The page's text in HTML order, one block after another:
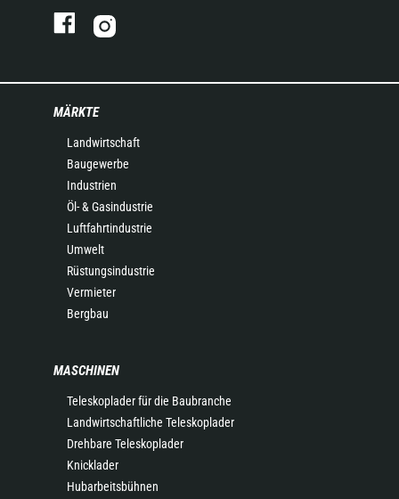
MÄRKTE
Landwirtschaft
Baugewerbe
Industrien
Öl- & Gasindustrie
Luftfahrtindustrie
Umwelt
Rüstungsindustrie
Vermieter
Bergbau
MASCHINEN
Teleskoplader für die Baubranche
Landwirtschaftliche Teleskoplader
Drehbare Teleskoplader
Knicklader
Hubarbeitsbühnen